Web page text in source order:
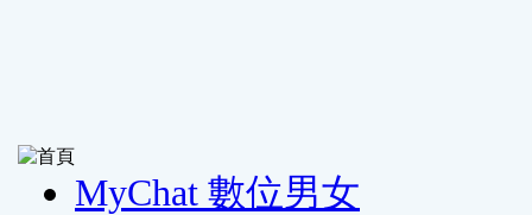
MyChat 數位男女